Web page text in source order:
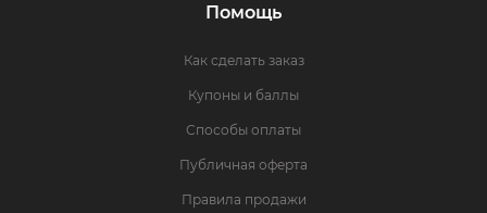
Помощь
Как сделать заказ
Купоны и баллы
Способы оплаты
Публичная оферта
Правила продажи